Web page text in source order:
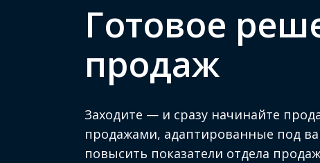
Готовое
продаж
Заходите — и сразу начинайте
продажами, адаптированные под
повысить показатели отдела